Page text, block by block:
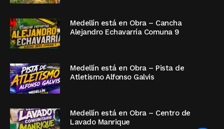
Medellín está en Obra – Cancha
Alejandro Echavarría Comuna 9
Medellín está en Obra – Pista de
Atletismo Alfonso Galvis
Medellín está en Obra – Centro de
Lavado Manrique